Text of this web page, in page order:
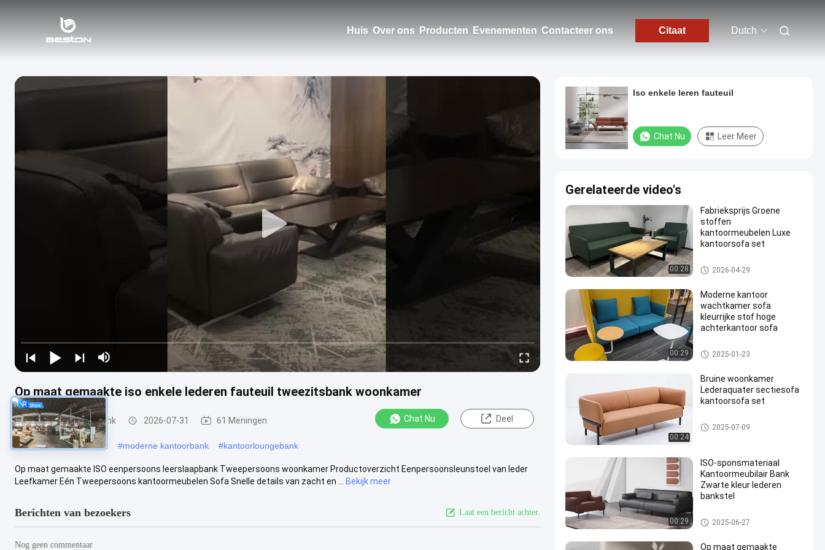
Huis Over ons Producten Evenementen Contacteer ons Citaat Dutch
Op maat gemaakte iso enkele lederen fauteuil tweezitsbank woonkamer
Kantoormeubilair Bank 2026-07-31 61 Meningen Chat Nu Deel
#Executive kantoorbank #moderne kantoorbank #kantoorloungebank
Op maat gemaakte ISO eenpersoons leerslaapbank Tweepersoons woonkamer Productoverzicht Eenpersoonsleunstoel van leder
Leefkamer Eén Tweepersoons kantoormeubelen Sofa Snelle details van zacht en ...
Bekijk meer
Berichten van bezoekers Laat een bericht achter.
Nog geen commentaar
Iso enkele leren fauteuil
Chat Nu Leer Meer
Gerelateerde video's
00:28
Fabrieksprijs Groene
stoffen
kantoormeubelen Luxe
kantoorsofa set
Kantoormeubilair Bank
2026-04-29
00:29
Moderne kantoor
wachtkamer sofa
kleurrijke stof hoge
achterkantoor sofa
Kantoormeubilair Bank
2025-01-23
00:24
Bruine woonkamer
Lederaquater sectiesofa
kantoorsofa set
Kantoormeubilair Bank
2025-07-09
00:29
ISO-sponsmateriaal
Kantoormeubilair Bank
Zwarte kleur lederen
bankstel
Kantoormeubilair Bank
2025-06-27
Op maat gemaakte